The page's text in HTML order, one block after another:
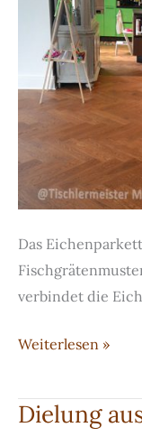
Das
verbindet die
Gebeiztes
aus
Eiche
Weiterlesen »
Dielung